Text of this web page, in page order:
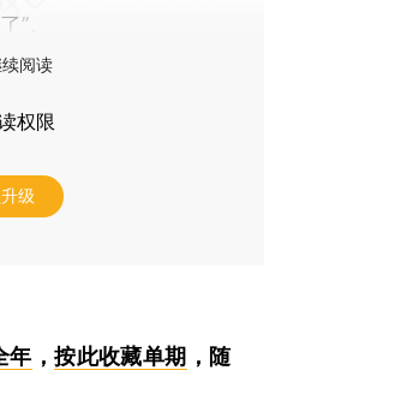
”。
阅读
权限
级
年 ，按此收藏单期 ，随